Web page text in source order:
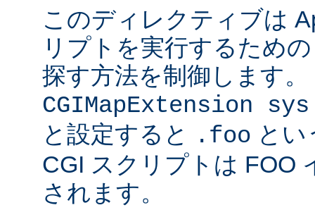
このディレクティブは
リプトを実行するため
探す方法を制御します
CGIMapExtension
と設定すると
.foo と
CGI スクリプトは FOO
されます。